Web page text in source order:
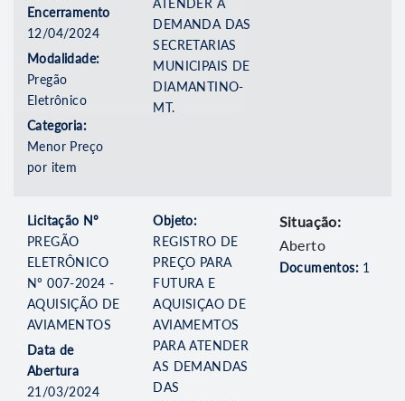
Encerramento
12/04/2024
Modalidade:
Pregão
Eletrônico
Categoria:
Menor Preço
por item
DEMANDA DAS
SECRETARIAS
MUNICIPAIS DE
DIAMANTINO-
MT.
Licitação Nº
PREGÃO
ELETRÔNICO
Nº 007-2024 -
AQUISIÇÃO DE
AVIAMENTOS
Data de
Abertura
21/03/2024
Objeto:
REGISTRO DE
PREÇO PARA
FUTURA E
AQUISIÇAO DE
AVIAMEMTOS
PARA ATENDER
AS DEMANDAS
DAS
Situação:
Aberto
Documentos: 1